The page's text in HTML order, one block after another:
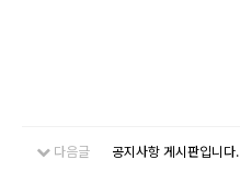
다음글 공지사항 게시판입니다.